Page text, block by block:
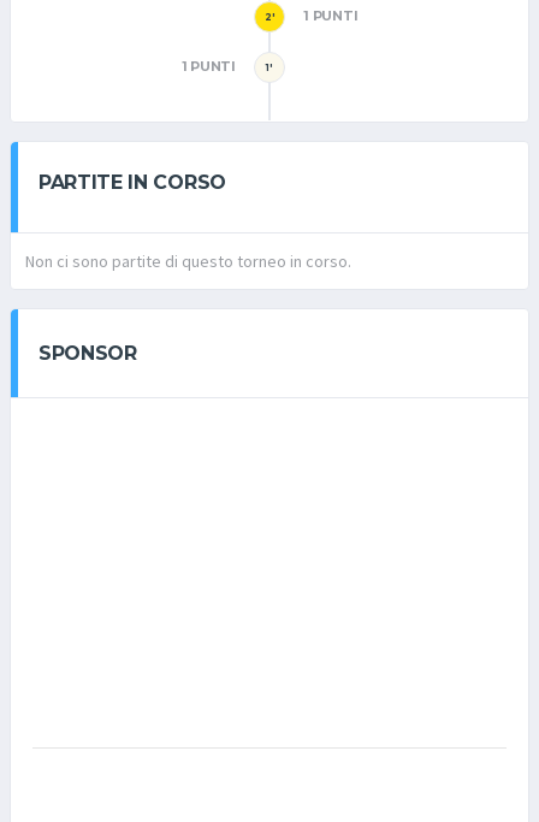
2' 1 PUNTI
1'
1 PUNTI
PARTITE IN CORSO
Non ci sono partite di questo torneo in corso.
SPONSOR